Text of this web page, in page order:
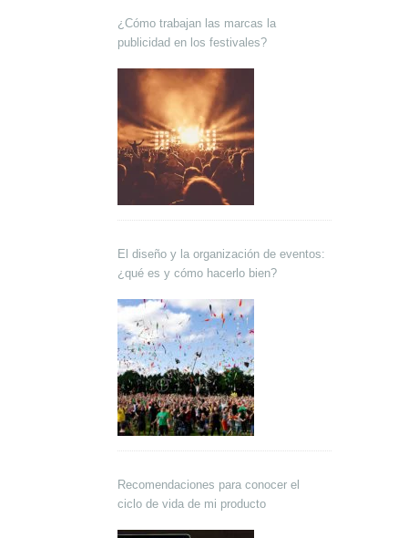
¿Cómo trabajan las marcas la
publicidad en los festivales?
El diseño y la organización de eventos:
¿qué es y cómo hacerlo bien?
Recomendaciones para conocer el
ciclo de vida de mi producto